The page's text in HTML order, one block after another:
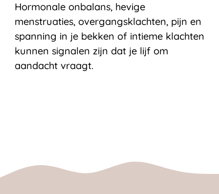
Hormonale onbalans, hevige
menstruaties, overgangsklachten, pijn en
spanning in je bekken of intieme klachten
kunnen signalen zijn dat je lijf om
aandacht vraagt.